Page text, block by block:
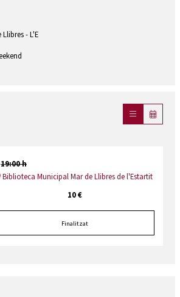
Llibres- L'E
19:00 h
Biblioteca Municipal Mar de Llibres de l'Estartit
10 €
Finalitzat